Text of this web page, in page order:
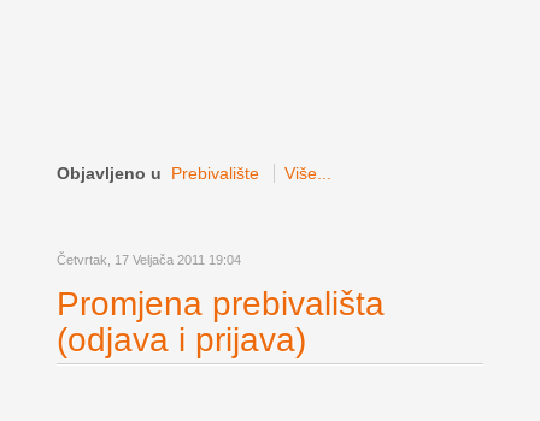
Objavljeno u Prebivalište Više...
Četvrtak, 17 Veljača 2011 19:04
Promjena prebivališta
(odjava i prijava)